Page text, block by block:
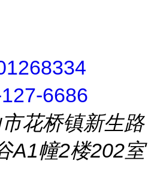
6686
花桥镇新生路
A1幢2楼202室